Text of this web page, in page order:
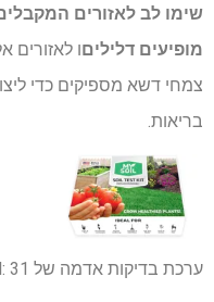
שימו לב לאזורים
מופיעים דליליםו לאזורים
צמחי דשא מספיקים כדי
בריאות.
ערכת בדיקות אדמה של MySoil: 31 $